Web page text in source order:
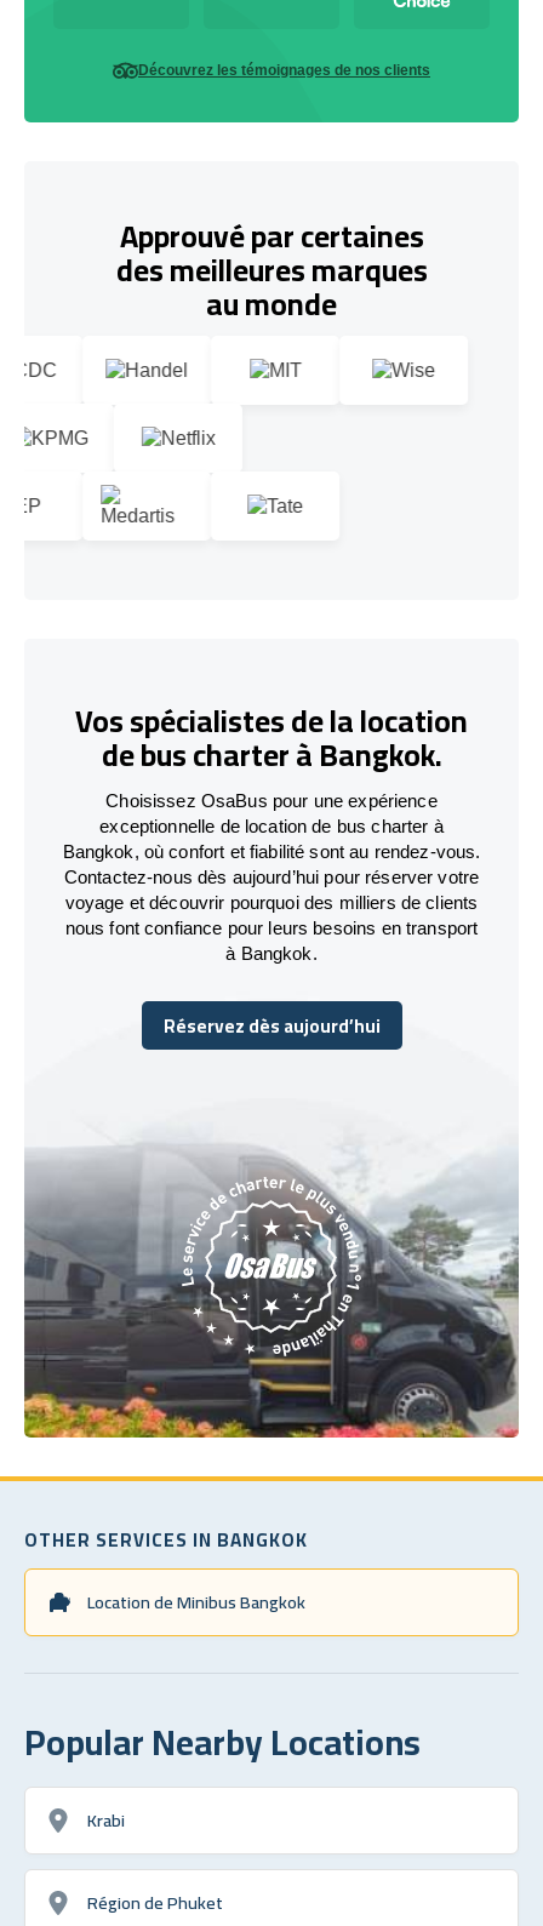
Découvrez les témoignages de nos clients
Approuvé par certaines
des meilleures marques
au monde
Vos spécialistes de la location
de bus charter à Bangkok.
Choisissez OsaBus pour une expérience
exceptionnelle de location de bus charter à
Bangkok, où confort et fiabilité sont au rendez-vous.
Contactez-nous dès aujourd’hui pour réserver votre
voyage et découvrir pourquoi des milliers de clients
nous font confiance pour leurs besoins en transport
à Bangkok.
Réservez dès aujourd’hui
Réservez dès aujourd’hui
OTHER SERVICES IN BANGKOK
Location de Minibus Bangkok
Popular Nearby Locations
Krabi
Région de Phuket